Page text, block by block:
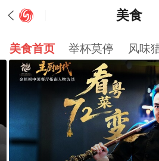
美食
美食首页 举杯莫停 风味
2026港澳米其林发布，新